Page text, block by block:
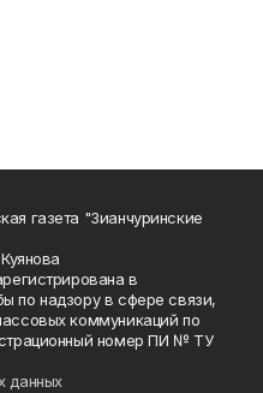
газета "Зианчуринские
в
по надзору в сфере связи,
коммуникаций по
номер ПИ № ТУ
данных